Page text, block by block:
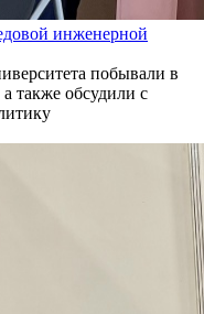
инженерной
побывали в
также обсудили с